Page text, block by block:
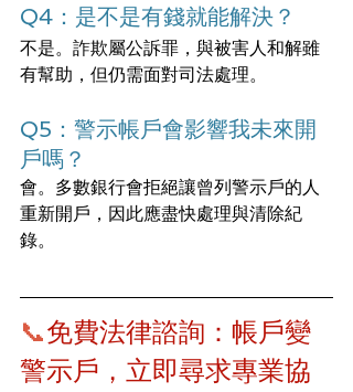
Q4：是不是有錢就能解決？
不是。詐欺屬公訴罪，與被害人和解雖
有幫助，但仍需面對司法處理。
Q5：警示帳戶會影響我未來開
戶嗎？
會。多數銀行會拒絕讓曾列警示戶的人
重新開戶，因此應盡快處理與清除紀
錄。
📞免費法律諮詢：帳戶變
警示戶，立即尋求專業協